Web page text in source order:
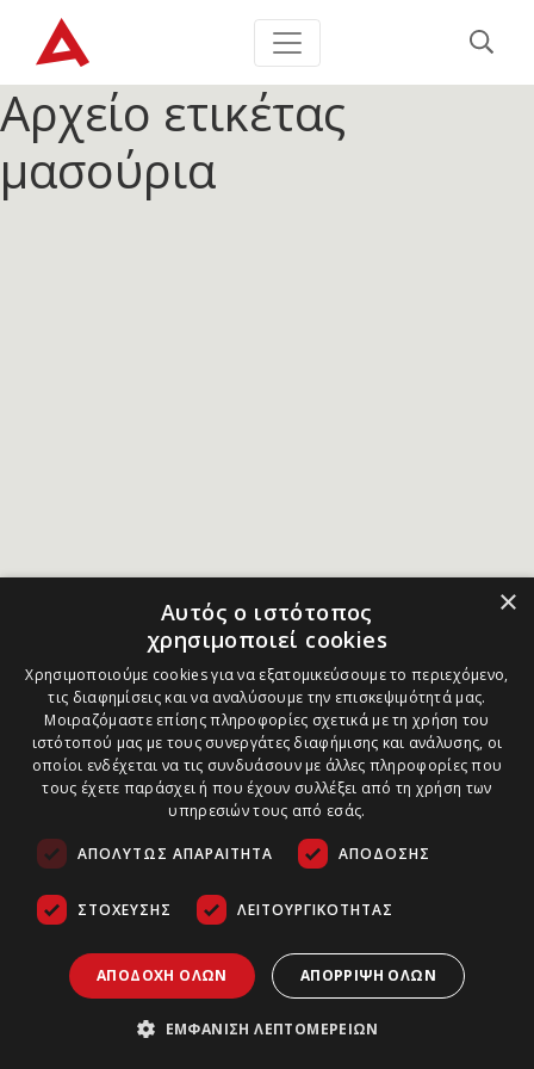
Αρχείο ετικέτας
μασούρια
×
Αυτός ο ιστότοπος
χρησιμοποιεί cookies
Χρησιμοποιούμε cookies για να εξατομικεύσουμε το περιεχόμενο,
τις διαφημίσεις και να αναλύσουμε την επισκεψιμότητά μας.
Μοιραζόμαστε επίσης πληροφορίες σχετικά με τη χρήση του
ιστότοπού μας με τους συνεργάτες διαφήμισης και ανάλυσης, οι
οποίοι ενδέχεται να τις συνδυάσουν με άλλες πληροφορίες που
τους έχετε παράσχει ή που έχουν συλλέξει από τη χρήση των
υπηρεσιών τους από εσάς.
ΑΠΟΛΎΤΩΣ ΑΠΑΡΑΊΤΗΤΑ ΑΠΌΔΟΣΗΣ
ΣΤΌΧΕΥΣΗΣ ΛΕΙΤΟΥΡΓΙΚΌΤΗΤΑΣ
ΑΠΟΔΟΧΉ ΌΛΩΝ ΑΠΌΡΡΙΨΗ ΌΛΩΝ
ΕΜΦΆΝΙΣΗ ΛΕΠΤΟΜΕΡΕΙΏΝ